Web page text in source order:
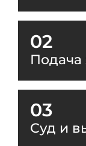
02
Подача
03
Суд и